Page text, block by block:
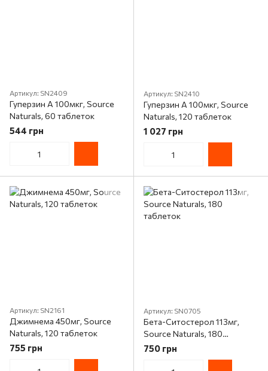
Артикул: SN2409
Гуперзин А 100мкг, Source
Naturals, 60 таблеток
544 грн
Артикул: SN2410
Гуперзин А 100мкг, Source
Naturals, 120 таблеток
1 027 грн
Артикул: SN2161
Джимнема 450мг, Source
Naturals, 120 таблеток
755 грн
Артикул: SN0705
Бета-Ситостерол 113мг,
Source Naturals, 180
таблеток
750 грн